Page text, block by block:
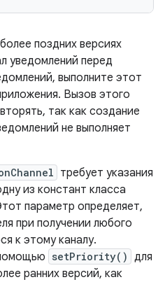
поздних версиях
уведомлений перед
выполните этот
Вызов этого
так как создание
не выполняет
требует указания
из констант класса
параметр определяет,
при получении любого
к этому каналу.
setPriority() для
ранних версий, как